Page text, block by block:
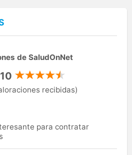
de SaludOnNet
recibidas)
para contratar